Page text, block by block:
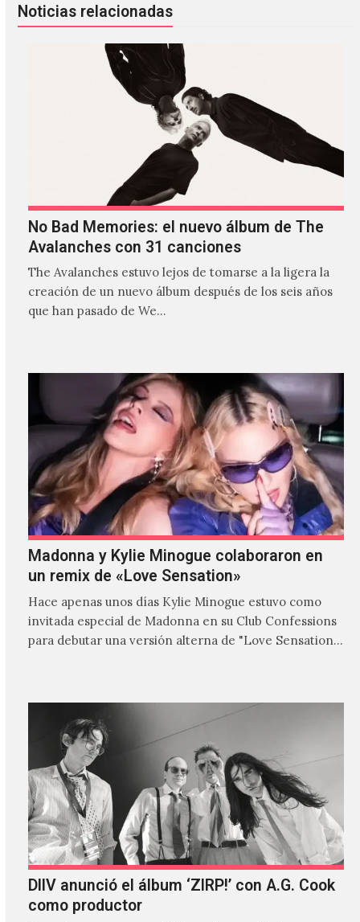
Noticias relacionadas
No Bad Memories: el nuevo álbum de The
Avalanches con 31 canciones
The Avalanches estuvo lejos de tomarse a la ligera la
creación de un nuevo álbum después de los seis años
que han pasado de We…
Madonna y Kylie Minogue colaboraron en
un remix de «Love Sensation»
Hace apenas unos días Kylie Minogue estuvo como
invitada especial de Madonna en su Club Confessions
para debutar una versión alterna de "Love Sensation",
DIIV anunció el álbum ‘ZIRP!’ con A.G. Cook
como productor